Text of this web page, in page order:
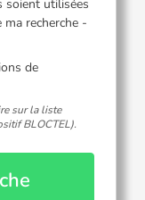
soient utilisées
recherche -
de
sur la liste
BLOCTEL).